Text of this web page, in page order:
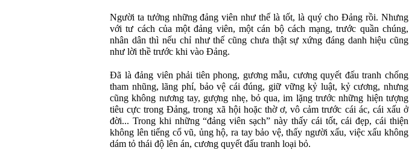
Người ta tưởng những đảng viên như thế là tốt, là quý cho Đảng rồi. Nhưng
với tư cách của một đảng viên, một cán bộ cách mạng, trước quần chúng,
nhân dân thì nếu chỉ như thế cũng chưa thật sự xứng đáng danh hiệu cũng
như lời thề trước khi vào Đảng.
Đã là đảng viên phải tiên phong, gương mẫu, cương quyết đấu tranh chống
tham nhũng, lãng phí, bảo vệ cái đúng, giữ vững kỷ luật, kỷ cương, nhưng
cũng không nương tay, gượng nhẹ, bỏ qua, im lặng trước những hiện tượng
tiêu cực trong Đảng, trong xã hội hoặc thờ ơ, vô cảm trước cái ác, cái xấu ở
đời... Trong khi những “đảng viên sạch” này thấy cái tốt, cái đẹp, cái thiện
không lên tiếng cổ vũ, ủng hộ, ra tay bảo vệ, thấy người xấu, việc xấu không
dám tỏ thái độ lên án, cương quyết đấu tranh loại bỏ.